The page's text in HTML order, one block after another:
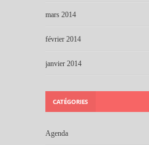
mars 2014
février 2014
janvier 2014
CATÉGORIES
Agenda